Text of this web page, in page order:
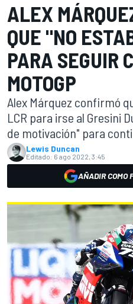
ALEX
QUE "NO
PARA SEGUIR
MOTOGP
Alex Márquez confirmó
LCR para irse al Gresini
de motivación" para
Lewis Duncan
Editado: 6 ago 2022, 3:45
AÑADIR COMO